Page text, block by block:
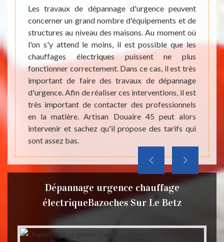
du
de
un
qui
et
Les travaux de dépannage d'urgence peuvent
concerner un grand nombre d'équipements et de
structures au niveau des maisons. Au moment où
l'on s'y attend le moins, il est possible que les
chauffages électriques puissent ne plus
fonctionner correctement. Dans ce cas, il est très
important de faire des travaux de dépannage
d'urgence. Afin de réaliser ces interventions, il est
très important de contacter des professionnels
en la matière. Artisan Douaire 45 peut alors
intervenir et sachez qu'il propose des tarifs qui
sont assez bas.
qui
Or,
des
un
ces
Dépannage urgence chauffage
électriqueBazoches Sur Le Betz